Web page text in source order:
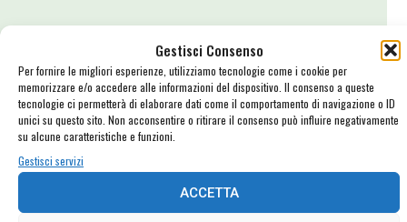
Gestisci Consenso
Per fornire le migliori esperienze, utilizziamo tecnologie come i cookie per
memorizzare e/o accedere alle informazioni del dispositivo. Il consenso a queste
tecnologie ci permetterà di elaborare dati come il comportamento di navigazione o ID
unici su questo sito. Non acconsentire o ritirare il consenso può influire negativamente
su alcune caratteristiche e funzioni.
Gestisci servizi
ACCETTA